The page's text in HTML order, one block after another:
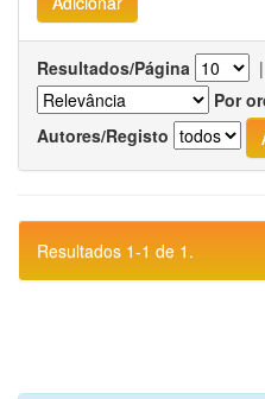
Resultados/Página |
Por
Autores/Registo
Resultados 1-1 de 1.